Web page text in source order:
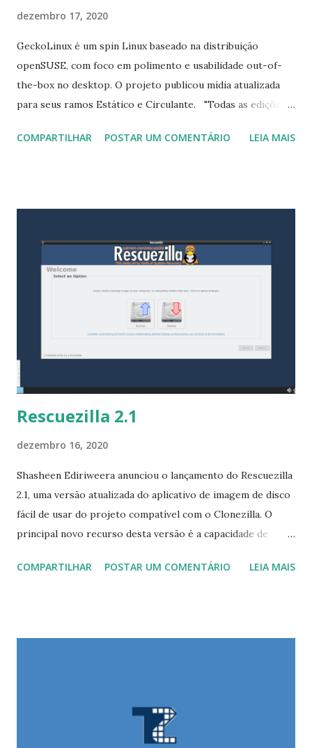
dezembro 17, 2020
GeckoLinux é um spin Linux baseado na distribuição
openSUSE, com foco em polimento e usabilidade out-of-
the-box no desktop. O projeto publicou mídia atualizada
para seus ramos Estático e Circulante. "Todas as edições
para usuários de áudio Bluetooth. A configuração padrão
conectados usando o A2DP perfil. Além disso, o suporte
aprimorado foi incluído para o formato de arquivo 7zip.
Finalmente, a configuração do carregador de inicialização
em sistemas EFI. Uma variedade de giros ISO GeckoLinux
estão disponíveis com ambientes de desktop polidos para
se adequar cada necessidade e preferência. Cada rotação
contém uma seleção bem selecionada de aplicativos pré-
instala...
COMPARTILHAR POSTAR UM COMENTÁRIO LEIA MAIS
Rescuezilla 2.1
dezembro 16, 2020
Shasheen Ediriweera anunciou o lançamento do Rescuezilla
2.1, uma versão atualizada do aplicativo de imagem de disco
fácil de usar do projeto compatível com o Clonezilla. O
principal novo recurso desta versão é a capacidade de
extrair arquivos: "O Rescuezilla 2.1 fornece correções de
Expert do Clonezilla) é extremamente rápido, mesmo para
imagens muito grandes; Clonezilla e Rescuezilla atualmente
COMPARTILHAR POSTAR UM COMENTÁRIO LEIA MAIS